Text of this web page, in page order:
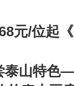
元/位起
山特色